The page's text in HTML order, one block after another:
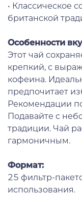
• Классическое
британской
Особенности
Этот чай
крепкий, с
кофеина.
предпочитает
Рекомендации
Подавайте с
традиции. Чай
гармоничным.
Формат:
25 фильтр-
использования.